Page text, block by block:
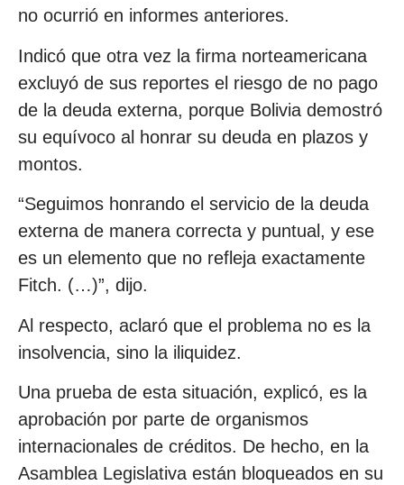
no ocurrió en informes anteriores.
Indicó que otra vez la firma norteamericana
excluyó de sus reportes el riesgo de no pago
de la deuda externa, porque Bolivia demostró
su equívoco al honrar su deuda en plazos y
montos.
“Seguimos honrando el servicio de la deuda
externa de manera correcta y puntual, y ese
es un elemento que no refleja exactamente
Fitch. (…)”, dijo.
Al respecto, aclaró que el problema no es la
insolvencia, sino la iliquidez.
Una prueba de esta situación, explicó, es la
aprobación por parte de organismos
internacionales de créditos. De hecho, en la
Asamblea Legislativa están bloqueados en su